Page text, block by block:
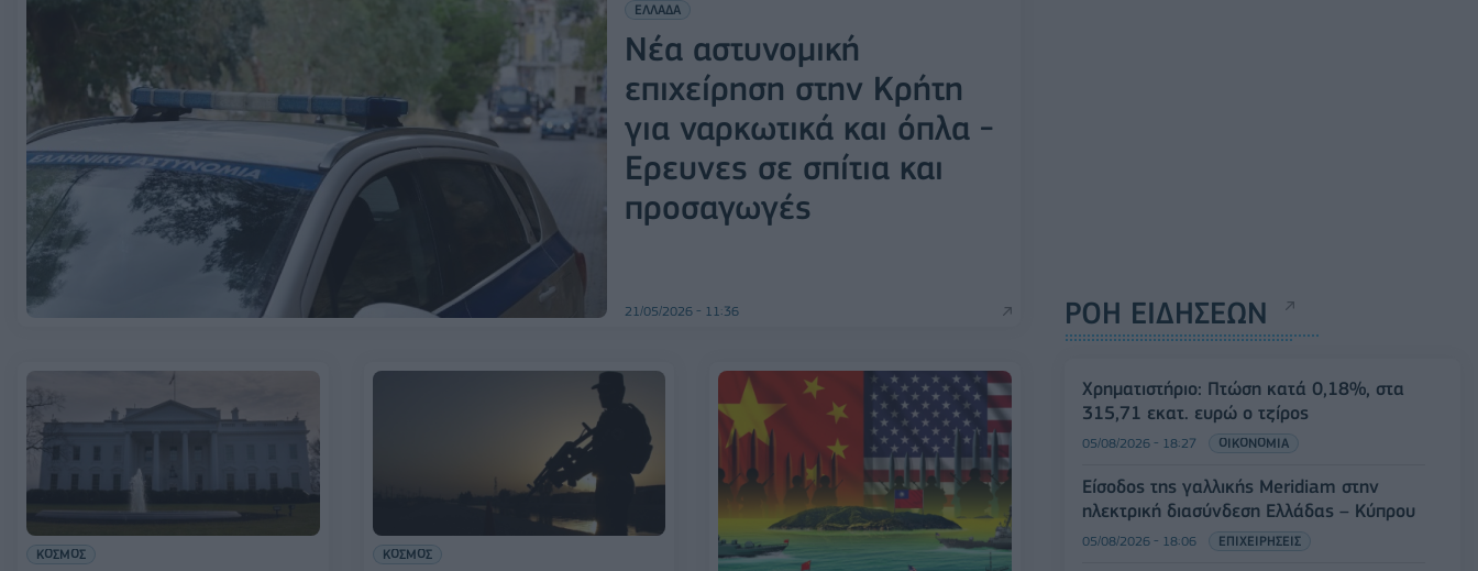
ΕΛΛΑΔΑ
Νέα αστυνομική
επιχείρηση στην Κρήτη
για ναρκωτικά και όπλα -
Ερευνες σε σπίτια και
προσαγωγές
21/05/2026 - 11:36
ΚΟΣΜΟΣ ΚΟΣΜΟΣ
ΡΟΗ ΕΙΔΗΣΕΩΝ
Χρηματιστήριο: Πτώση κατά 0,18%, στα
315,71 εκατ. ευρώ ο τζίρος
05/08/2026 - 18:27 ΟΙΚΟΝΟΜΙΑ
Είσοδος της γαλλικής Meridiam στην
ηλεκτρική διασύνδεση Ελλάδας – Κύπρου
05/08/2026 - 18:06 ΕΠΙΧΕΙΡΗΣΕΙΣ